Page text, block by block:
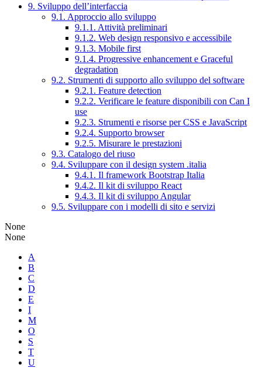
9. Sviluppo dell’interfaccia
9.1. Approccio allo sviluppo
9.1.1. Attività preliminari
9.1.2. Web design responsivo e accessibile
9.1.3. Mobile first
9.1.4. Progressive enhancement e Graceful
degradation
9.2. Strumenti di supporto allo sviluppo del software
9.2.1. Feature detection
9.2.2. Verificare le feature disponibili con Can I
use
9.2.3. Strumenti e risorse per CSS e JavaScript
9.2.4. Supporto browser
9.2.5. Misurare le prestazioni
9.3. Catalogo del riuso
9.4. Sviluppare con il design system .italia
9.4.1. Il framework Bootstrap Italia
9.4.2. Il kit di sviluppo React
9.4.3. Il kit di sviluppo Angular
9.5. Sviluppare con i modelli di sito e servizi
None
None
A
B
C
D
E
I
M
O
S
T
U